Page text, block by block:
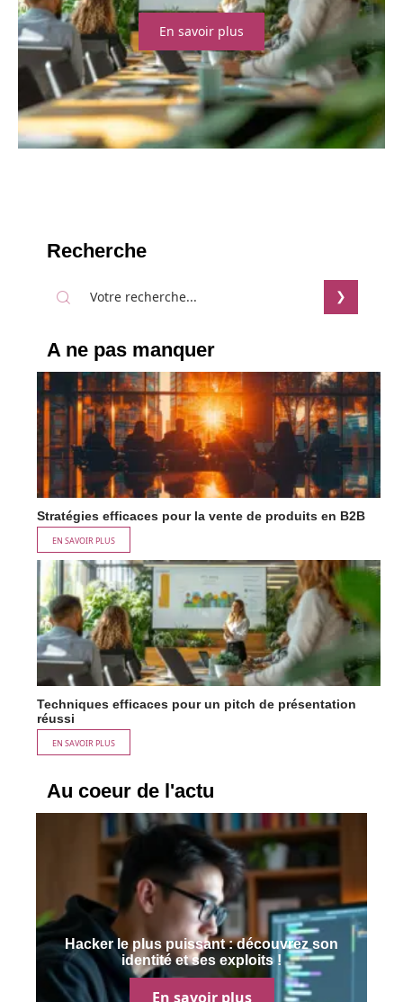
En savoir plus
Recherche
A ne pas manquer
Stratégies efficaces pour la vente de produits en B2B
EN SAVOIR PLUS
Techniques efficaces pour un pitch de présentation
réussi
EN SAVOIR PLUS
Au coeur de l'actu
Hacker le plus puissant : découvrez son
identité et ses exploits !
En savoir plus